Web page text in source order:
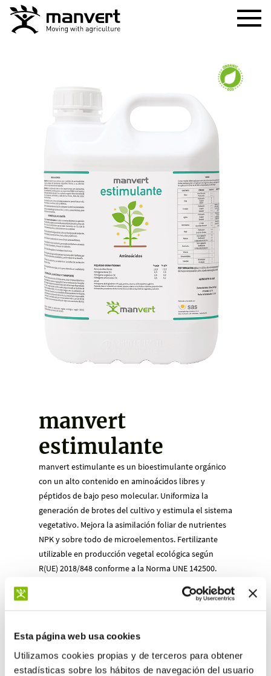
Esta página web usa cookies
Utilizamos cookies propias y de terceros para obtener
estadísticas sobre los hábitos de navegación del usuario
manvert
estimulante
manvert estimulante es un bioestimulante orgánico
con un alto contenido en aminoácidos libres y
péptidos de bajo peso molecular. Uniformiza la
generación de brotes del cultivo y estimula el sistema
vegetativo. Mejora la asimilación foliar de nutrientes
NPK y sobre todo de microelementos. Fertilizante
utilizable en producción vegetal ecológica según
R(UE) 2018/848 conforme a la Norma UNE 142500.